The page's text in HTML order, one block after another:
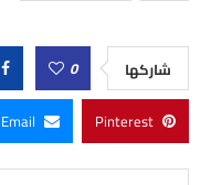
شاركها 0
Pinterest
Email